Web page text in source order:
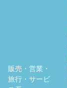
販売・営業・
旅行・サービ